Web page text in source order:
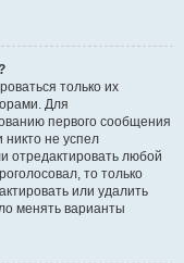
только их
Для
первого сообщения
никто не успел
отредактировать любой
то только
или удалить
менять варианты